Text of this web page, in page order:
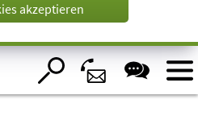
akzeptieren